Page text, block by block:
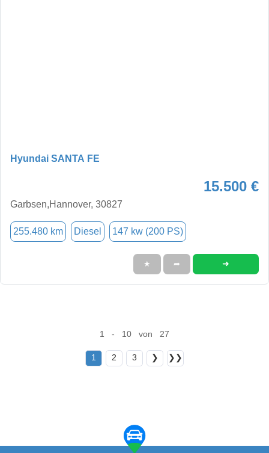
Hyundai SANTA FE
15.500 €
Garbsen,Hannover, 30827
255.480 km Diesel 147 kw (200 PS)
★ ➦ ➜
1 - 10 von 27
1 2 3 ❯ ❯❯